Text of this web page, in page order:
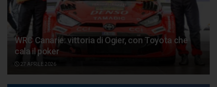
WRC Canarie: vittoria di Ogier, con Toyota che
cala il poker
27 APRILE 2026